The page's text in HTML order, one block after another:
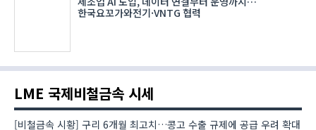
한국요꼬가와전기·VNTG 협력
LME 국제비철금속 시세
[비철금속 시황] 구리 6개월 최고치…콩고 수출 규제에 공급 우려 확대